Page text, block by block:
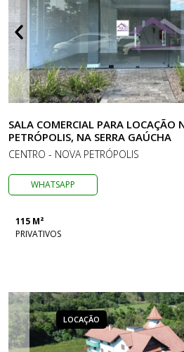
SALA COMERCIAL PARA LOCAÇÃO
PETRÓPOLIS, NA SERRA GAÚCHA
CENTRO - NOVA PETRÓPOLIS
WHATSAPP
115 M²
PRIVATIVOS
LOCAÇÃO